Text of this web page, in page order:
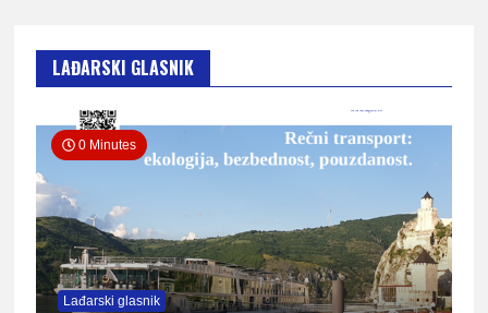
LAĐARSKI GLASNIK
0 Minutes
Lađarski glasnik